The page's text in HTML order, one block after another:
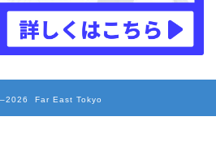
Far East Tokyo